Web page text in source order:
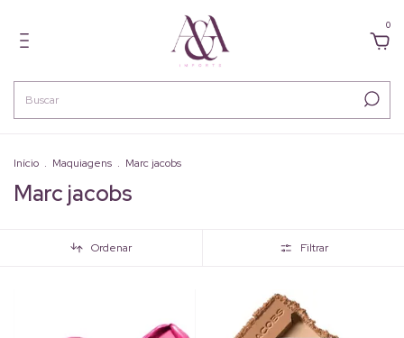
0
Início . Maquiagens . Marc jacobs
Marc jacobs
Ordenar Filtrar